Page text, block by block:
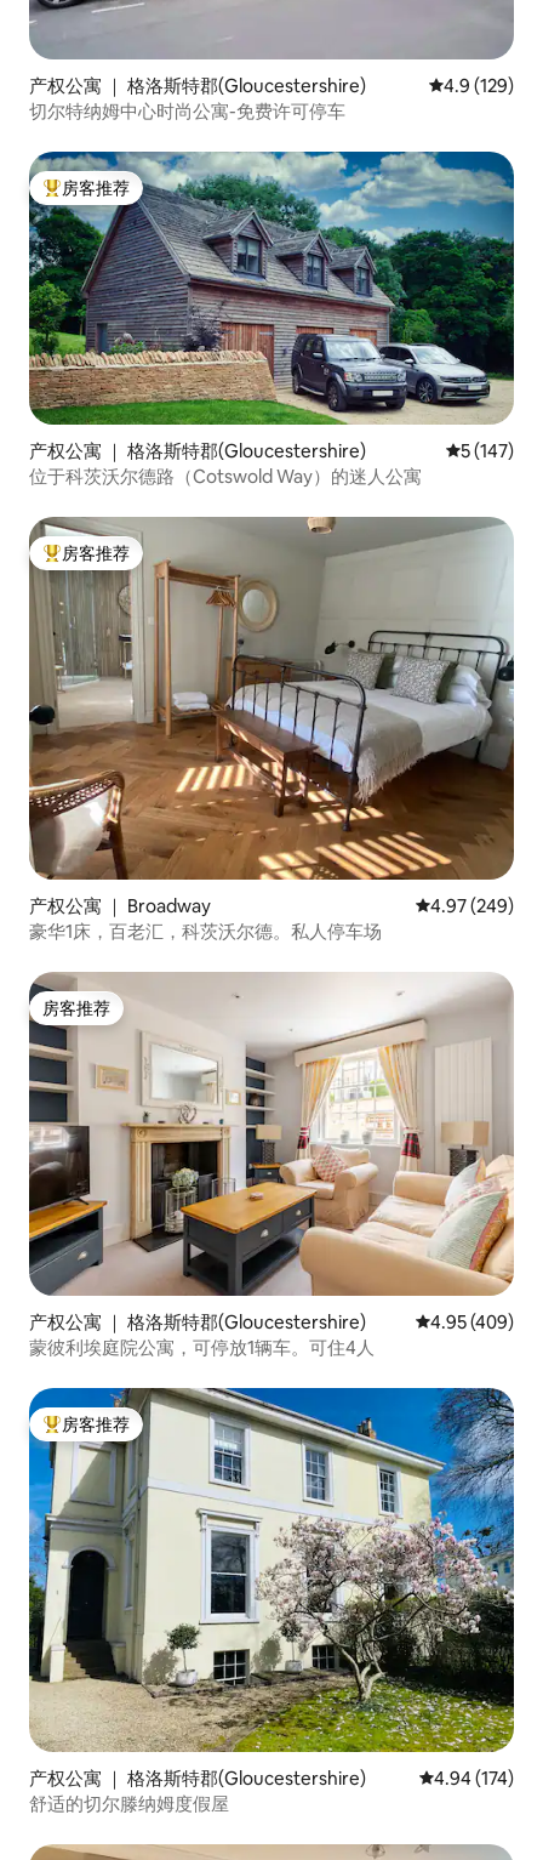
产权公寓 ｜ 格洛斯特郡(Gloucestershire) 平均评分 4.9
4.9 (129)
切尔特纳姆中心时尚公寓-免费许可停车
热门「房客推荐」
房客推荐
产权公寓 ｜ 格洛斯特郡(Gloucestershire) 平均评分 5
5 (147)
位于科茨沃尔德路（Cotswold Way）的迷人公寓
热门「房客推荐」
房客推荐
产权公寓 ｜ Broadway 平均评分 4.97
4.97 (249)
豪华1床，百老汇，科茨沃尔德。私人停车场
房客推荐
房客推荐
产权公寓 ｜ 格洛斯特郡(Gloucestershire) 平均评分 4.95
4.95 (409)
蒙彼利埃庭院公寓，可停放1辆车。可住4人
热门「房客推荐」
房客推荐
产权公寓 ｜ 格洛斯特郡(Gloucestershire) 平均评分 4.94
4.94 (174)
舒适的切尔滕纳姆度假屋